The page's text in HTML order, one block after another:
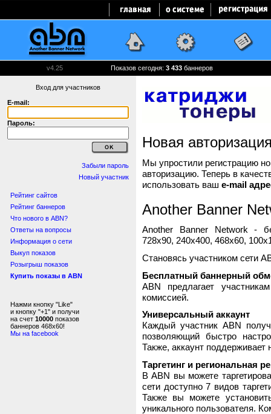
v4.25 Показов сегодня: 3 433 баннеров
Вход для участников
E-mail:
Пароль:
Забыли пароль
Новый участник
Рейтинг сайтов
Рейтинг баннеров
Что нового в ABN?
Ответы на вопросы
Информация о сети
Выкуп показов
Розыгрыш показов
Купить показы в ABN
Нажми кнопку "Like"
и кнопку "+1" и получи
на счет 10000 показов
баннеров 468x60!
Мы на facebook
Новая
Мы упростили регистрацию
авторизацию. Теперь в
использовать ваш e-mail
Another Banner
Another Banner Network -
728x90, 240x400, 468x60,
Становясь участником сети
Бесплатный баннерный
ABN предлагает
комиссией.
Универсальный аккаунт
Каждый участник ABN
позволяющий быстро
Также, аккаунт поддерживает
Таргетинг и региональная
В ABN вы можете
сети доступно 7 видов
Также вы можете
уникального пользователя.